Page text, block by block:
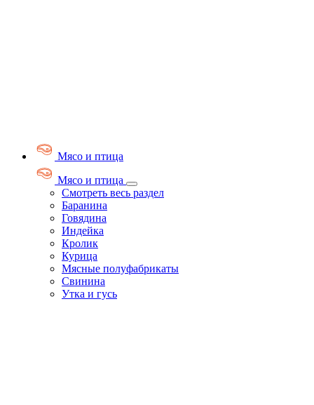
Мясо и птица
Мясо и птица
Смотреть весь раздел
Баранина
Говядина
Индейка
Кролик
Курица
Мясные полуфабрикаты
Свинина
Утка и гусь